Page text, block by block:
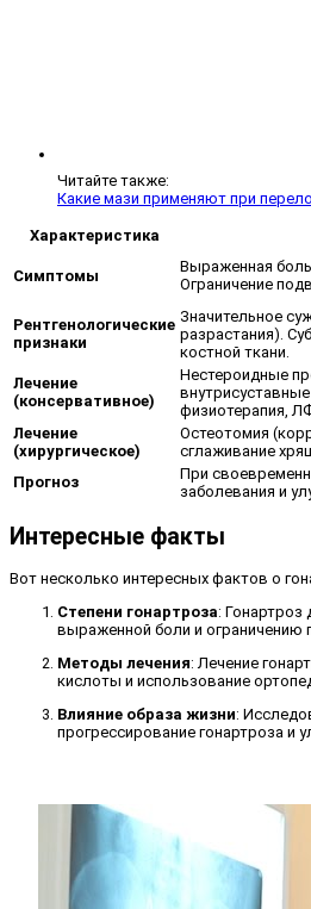
Читайте также:
Какие мази применяют при
Характеристика
Симптомы
Выраженная
Ограничение
Рентгенологические
признаки
Значительное
разрастания).
костной ткани.
Лечение
(консервативное)
Нестероидные
физиотерапия,
Лечение
(хирургическое)
Остеотомия
сглаживание
Прогноз
При
заболевания и
Интересные факты
Вот несколько интересных фактов о
Степени гонартроза: Гонартроз
выраженной боли и ограничению
Методы лечения: Лечение
кислоты и использование
Влияние образа жизни:
прогрессирование гонартроза и